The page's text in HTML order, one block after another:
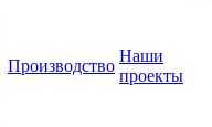
Производство
Наши
проекты